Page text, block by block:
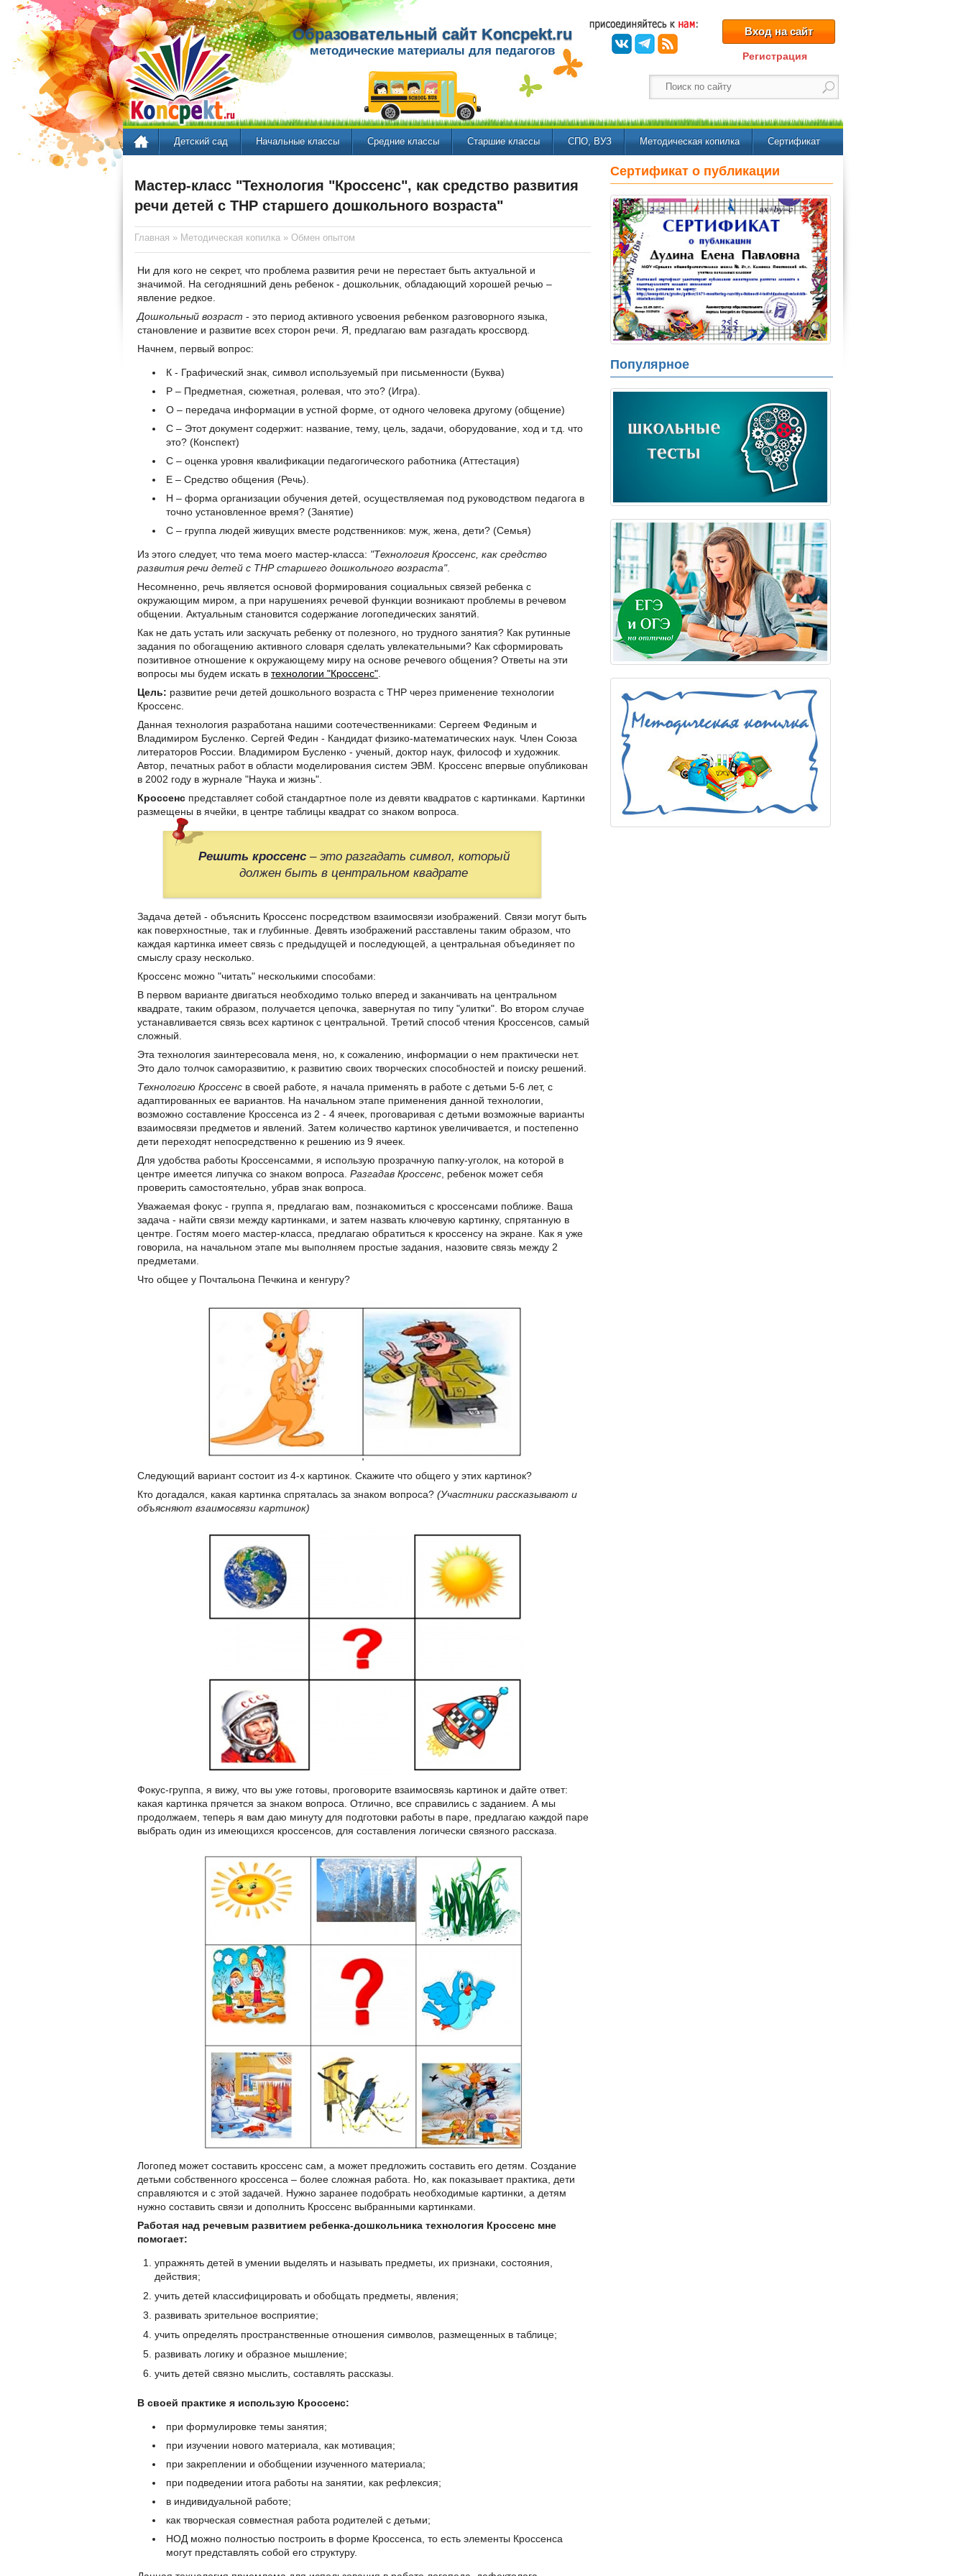
Образовательный сайт Koncpekt.ru
методические материалы для педагогов
Вход на сайт
Регистрация
Детский сад Начальные классы Средние классы Старшие классы СПО, ВУЗ Методическая копилка Сертификат
Мастер-класс "Технология "Кроссенс", как средство развития
речи детей с ТНР старшего дошкольного возраста"
Главная » Методическая копилка » Обмен опытом
Ни для кого не секрет, что проблема развития речи не перестает быть актуальной и
значимой. На сегодняшний день ребенок - дошкольник, обладающий хорошей речью –
явление редкое.
Дошкольный возраст - это период активного усвоения ребенком разговорного языка,
становление и развитие всех сторон речи. Я, предлагаю вам разгадать кроссворд.
Начнем, первый вопрос:
К - Графический знак, символ используемый при письменности (Буква)
Р – Предметная, сюжетная, ролевая, что это? (Игра).
О – передача информации в устной форме, от одного человека другому (общение)
С – Этот документ содержит: название, тему, цель, задачи, оборудование, ход и т.д. что
это? (Конспект)
С – оценка уровня квалификации педагогического работника (Аттестация)
Е – Средство общения (Речь).
Н – форма организации обучения детей, осуществляемая под руководством педагога в
точно установленное время? (Занятие)
С – группа людей живущих вместе родственников: муж, жена, дети? (Семья)
Из этого следует, что тема моего мастер-класса: "Технология Кроссенс, как средство
развития речи детей с ТНР старшего дошкольного возраста".
Несомненно, речь является основой формирования социальных связей ребенка с
окружающим миром, а при нарушениях речевой функции возникают проблемы в речевом
общении. Актуальным становится содержание логопедических занятий.
Как не дать устать или заскучать ребенку от полезного, но трудного занятия? Как рутинные
задания по обогащению активного словаря сделать увлекательными? Как сформировать
позитивное отношение к окружающему миру на основе речевого общения? Ответы на эти
вопросы мы будем искать в технологии "Кроссенс".
Цель: развитие речи детей дошкольного возраста с ТНР через применение технологии
Кроссенс.
Данная технология разработана нашими соотечественниками: Сергеем Фединым и
Владимиром Бусленко. Сергей Федин - Кандидат физико-математических наук. Член Союза
литераторов России. Владимиром Бусленко - ученый, доктор наук, философ и художник.
Автор, печатных работ в области моделирования систем ЭВМ. Кроссенс впервые опубликован
в 2002 году в журнале "Наука и жизнь".
Кроссенс представляет собой стандартное поле из девяти квадратов с картинками. Картинки
размещены в ячейки, в центре таблицы квадрат со знаком вопроса.
Решить кроссенс– это разгадать символ, который
должен быть в центральном квадрате
Задача детей - объяснить Кроссенс посредством взаимосвязи изображений. Связи могут быть
как поверхностные, так и глубинные. Девять изображений расставлены таким образом, что
каждая картинка имеет связь с предыдущей и последующей, а центральная объединяет по
смыслу сразу несколько.
Кроссенс можно "читать" несколькими способами:
В первом варианте двигаться необходимо только вперед и заканчивать на центральном
квадрате, таким образом, получается цепочка, завернутая по типу "улитки". Во втором случае
устанавливается связь всех картинок с центральной. Третий способ чтения Кроссенсов, самый
сложный.
Эта технология заинтересовала меня, но, к сожалению, информации о нем практически нет.
Это дало толчок саморазвитию, к развитию своих творческих способностей и поиску решений.
Технологию Кроссенс в своей работе, я начала применять в работе с детьми 5-6 лет, с
адаптированных ее вариантов. На начальном этапе применения данной технологии,
возможно составление Кроссенса из 2 - 4 ячеек, проговаривая с детьми возможные варианты
взаимосвязи предметов и явлений. Затем количество картинок увеличивается, и постепенно
дети переходят непосредственно к решению из 9 ячеек.
Для удобства работы Кроссенсамми, я использую прозрачную папку-уголок, на которой в
центре имеется липучка со знаком вопроса. Разгадав Кроссенс, ребенок может себя
проверить самостоятельно, убрав знак вопроса.
Уважаемая фокус - группа я, предлагаю вам, познакомиться с кроссенсами поближе. Ваша
задача - найти связи между картинками, и затем назвать ключевую картинку, спрятанную в
центре. Гостям моего мастер-класса, предлагаю обратиться к кроссенсу на экране. Как я уже
говорила, на начальном этапе мы выполняем простые задания, назовите связь между 2
предметами.
Что общее у Почтальона Печкина и кенгуру?
Следующий вариант состоит из 4-х картинок. Скажите что общего у этих картинок?
Кто догадался, какая картинка спряталась за знаком вопроса? (Участники рассказывают и
объясняют взаимосвязи картинок)
Фокус-группа, я вижу, что вы уже готовы, проговорите взаимосвязь картинок и дайте ответ:
какая картинка прячется за знаком вопроса. Отлично, все справились с заданием. А мы
продолжаем, теперь я вам даю минуту для подготовки работы в паре, предлагаю каждой паре
выбрать один из имеющихся кроссенсов, для составления логически связного рассказа.
Логопед может составить кроссенс сам, а может предложить составить его детям. Создание
детьми собственного кроссенса – более сложная работа. Но, как показывает практика, дети
справляются и с этой задачей. Нужно заранее подобрать необходимые картинки, а детям
нужно составить связи и дополнить Кроссенс выбранными картинками.
Работая над речевым развитием ребенка-дошкольника технология Кроссенс мне
помогает:
упражнять детей в умении выделять и называть предметы, их признаки, состояния,
действия;
учить детей классифицировать и обобщать предметы, явления;
развивать зрительное восприятие;
учить определять пространственные отношения символов, размещенных в таблице;
развивать логику и образное мышление;
учить детей связно мыслить, составлять рассказы.
В своей практике я использую Кроссенс:
при формулировке темы занятия;
при изучении нового материала, как мотивация;
при закреплении и обобщении изученного материала;
при подведении итога работы на занятии, как рефлексия;
в индивидуальной работе;
как творческая совместная работа родителей с детьми;
НОД можно полностью построить в форме Кроссенса, то есть элементы Кроссенса
могут представлять собой его структуру.
Сертификат о публикации
Популярное